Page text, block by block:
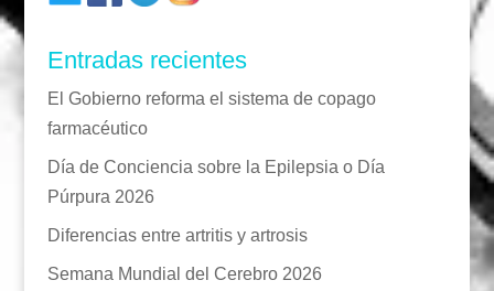
Entradas recientes
El Gobierno reforma el sistema de copago
farmacéutico
Día de Conciencia sobre la Epilepsia o Día
Púrpura 2026
Diferencias entre artritis y artrosis
Semana Mundial del Cerebro 2026